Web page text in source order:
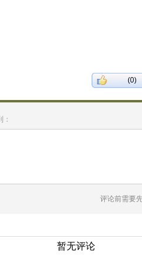
(0)
：
评论前需要
暂无评论